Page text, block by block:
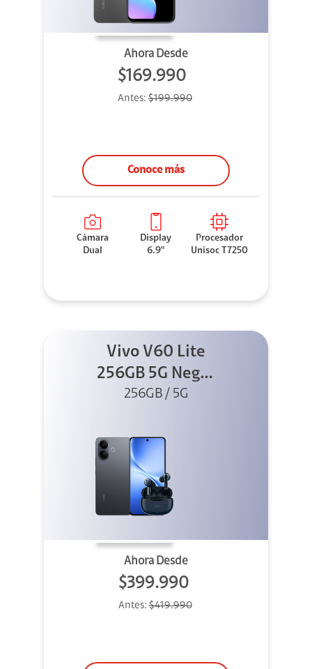
Ahora Desde
$169.990
Antes: $199.990
Conoce más
Cámara
Dual
Display
6.9"
Procesador
Unisoc T7250
Vivo V60 Lite
256GB 5G Negro
+ Buds XE
256GB / 5G
Ahora Desde
$399.990
Antes:$419.990